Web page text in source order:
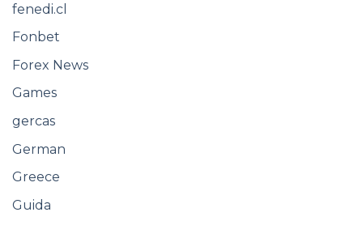
fenedi.cl
Fonbet
Forex News
Games
gercas
German
Greece
Guida